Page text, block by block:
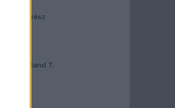
Minka 9. rész
Máltai kaland 7.